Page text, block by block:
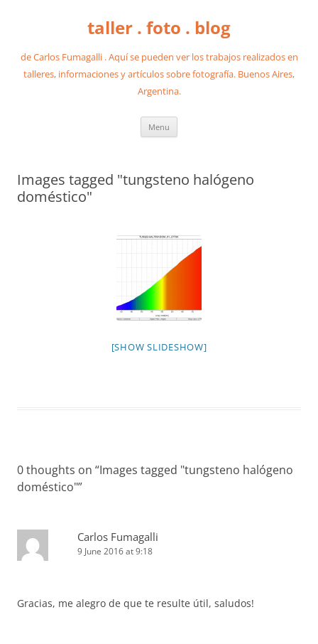
taller . foto . blog
de Carlos Fumagalli . Aquí se pueden ver los trabajos realizados en
talleres, informaciones y artículos sobre fotografía. Buenos Aires,
Argentina.
Menu
Images tagged "tungsteno halógeno
doméstico"
[SHOW SLIDESHOW]
0 thoughts on “Images tagged "tungsteno halógeno
doméstico"”
Carlos Fumagalli
9 June 2016 at 9:18
Gracias, me alegro de que te resulte útil, saludos!